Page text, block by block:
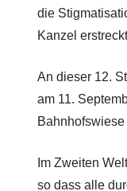
die
Kanzel
An dieser 12.
am 11.
Im Zweiten
so dass alle